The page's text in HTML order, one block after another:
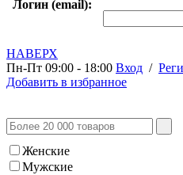
Логин (email):
НАВЕРХ
Пн-Пт 09:00 - 18:00 Вход /
Добавить в избранное
Женские
Мужские